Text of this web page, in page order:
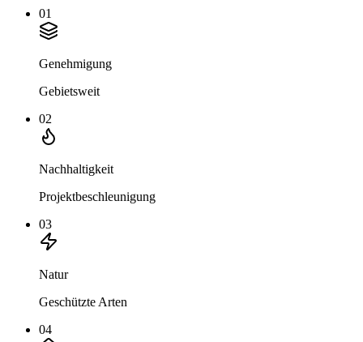
01
Genehmigung
Gebietsweit
02
Nachhaltigkeit
Projektbeschleunigung
03
Natur
Geschützte Arten
04